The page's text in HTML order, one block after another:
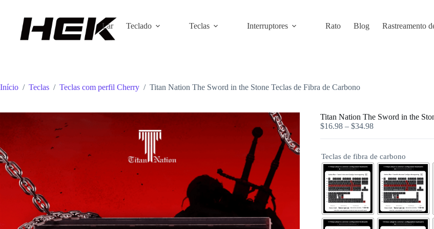
Lar Teclado Teclas Interruptores Rato Blog Rastreamento
Início / Teclas / Teclas com perfil Cherry / Titan Nation The Sword in the Stone Teclas de Fibra de Carbono
Titan Nation The Sword in the
$16.98 – $34.98
Teclas de fibra de carbono